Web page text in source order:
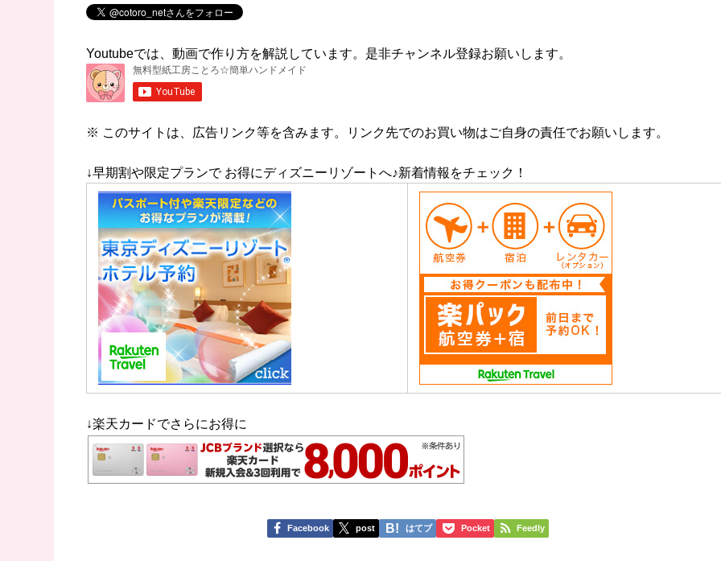
Youtubeでは、動画で作り方を解説しています。是非チャンネル登録お願いします。
※ このサイトは、広告リンク等を含みます。リンク先でのお買い物はご自身の責任でお願いします。
↓早期割や限定プランで お得にディズニーリゾートへ♪新着情報をチェック！
↓楽天カードでさらにお得に
Facebook post はてブ Pocket Feedly